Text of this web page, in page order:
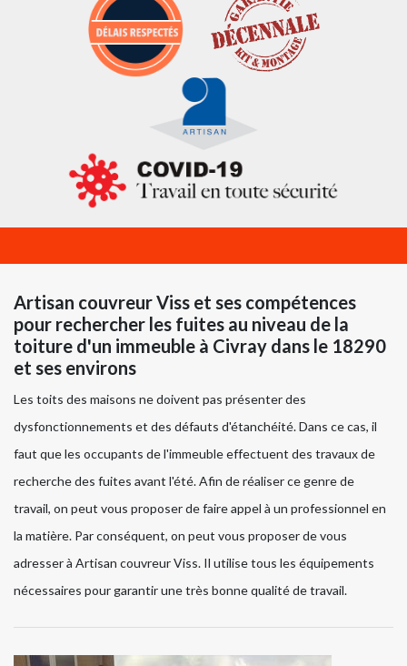
Artisan couvreur Viss et ses compétences
pour rechercher les fuites au niveau de la
toiture d'un immeuble à Civray dans le 18290
et ses environs
Les toits des maisons ne doivent pas présenter des
dysfonctionnements et des défauts d'étanchéité. Dans ce cas, il
faut que les occupants de l'immeuble effectuent des travaux de
recherche des fuites avant l'été. Afin de réaliser ce genre de
travail, on peut vous proposer de faire appel à un professionnel en
la matière. Par conséquent, on peut vous proposer de vous
adresser à Artisan couvreur Viss. Il utilise tous les équipements
nécessaires pour garantir une très bonne qualité de travail.